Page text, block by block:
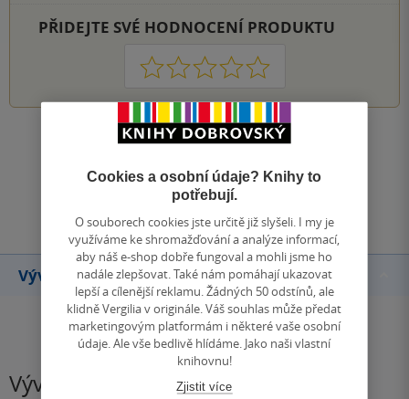
PŘIDEJTE SVÉ HODNOCENÍ PRODUKTU
1 2 3 4 5
Zobrazit všechna hodnocení
Přidat hodnocení
Vývoj ceny
Vývoj ceny
Cookies a osobní údaje? Knihy to
potřebují.
O souborech cookies jste určitě již slyšeli. I my je
využíváme ke shromažďování a analýze informací,
aby náš e-shop dobře fungoval a mohli jsme ho
nadále zlepšovat. Také nám pomáhají ukazovat
lepší a cílenější reklamu. Žádných 50 odstínů, ale
klidně Vergilia v originále. Váš souhlas může předat
marketingovým platformám i některé vaše osobní
údaje. Ale vše bedlivě hlídáme. Jako naši vlastní
knihovnu!
Zjistit více